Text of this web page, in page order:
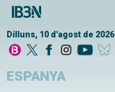
Dilluns, 10 d'agost de 2026
ESPANYA